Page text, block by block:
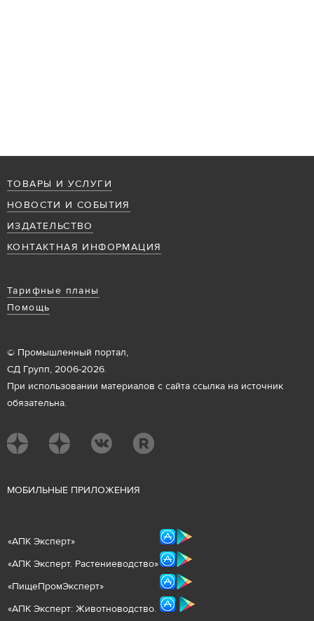
ТОВАРЫ И УСЛУГИ
НОВОСТИ И СОБЫТИЯ
ИЗДАТЕЛЬСТВО
КОНТАКТНАЯ ИНФОРМАЦИЯ
Тарифные планы
Помощь
© Промышленный портал,
СД Групп, 2006-2026.
При использовании материалов с сайта ссылка на источник
обязательна.
МОБИЛЬНЫЕ ПРИЛОЖЕНИЯ
«АПК Эксперт»
«АПК Эксперт. Растениеводство»
«ПищеПромЭксперт»
«АПК Эксперт: Животноводство.